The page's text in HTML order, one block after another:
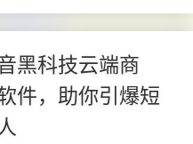
黑科技云端商
件，助你引爆短